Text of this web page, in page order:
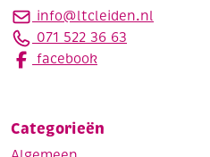
info@ltcleiden.nl
071 522 36 63
facebook
Categorieën